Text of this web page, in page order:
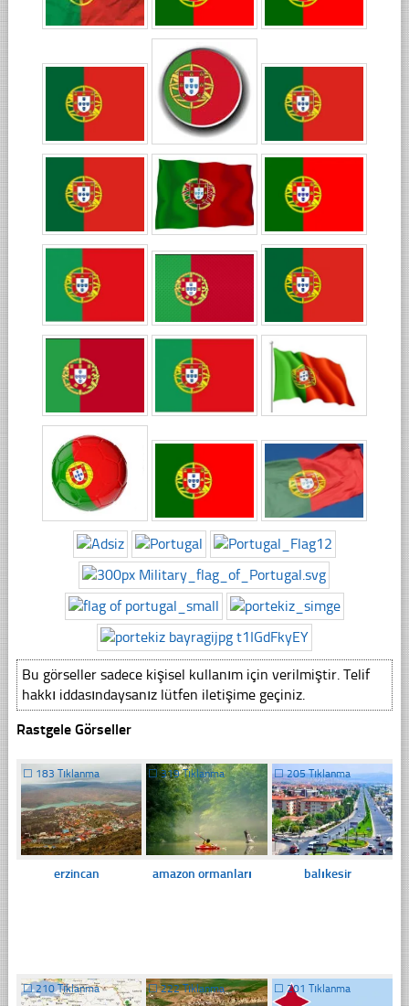
Bu görseller sadece kişisel kullanım için verilmiştir. Telif
hakkı iddasındaysanız lütfen iletişime geçiniz.
Rastgele Görseller
☐ 183 Tıklanma
erzincan
☐319 Tıklanma
amazon ormanları
☐205 Tıklanma
balıkesir
☐210 Tıklanma ☐222 Tıklanma ☐201 Tıklanma